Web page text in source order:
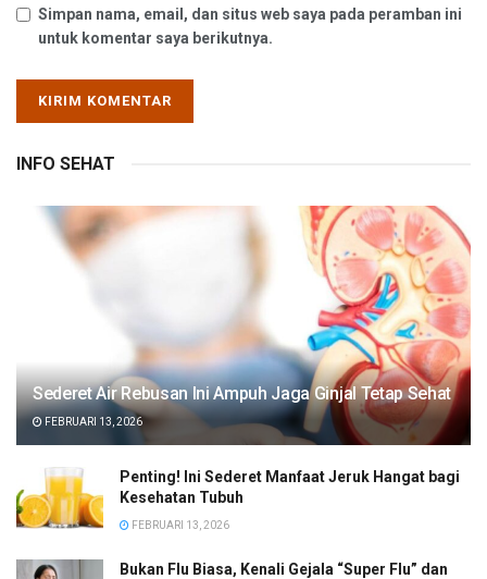
Simpan nama, email, dan situs web saya pada peramban ini
untuk komentar saya berikutnya.
INFO SEHAT
Sederet Air Rebusan Ini Ampuh Jaga Ginjal Tetap Sehat
FEBRUARI 13, 2026
Penting! Ini Sederet Manfaat Jeruk Hangat bagi
Kesehatan Tubuh
FEBRUARI 13, 2026
Bukan Flu Biasa, Kenali Gejala “Super Flu” dan